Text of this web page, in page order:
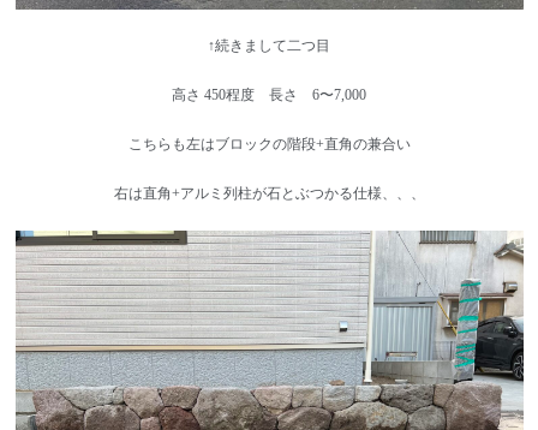
↑続きまして二つ目
高さ 450程度 長さ 6〜7,000
こちらも左はブロックの階段+直角の兼合い
右は直角+アルミ列柱が石とぶつかる仕様、、、